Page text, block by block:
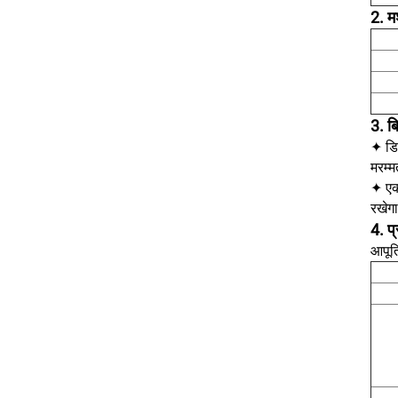
2.
3.
✦
✦
4.